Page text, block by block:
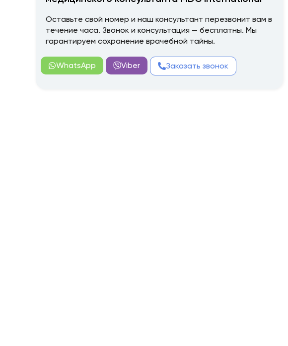
Оставьте свой номер и наш консультант перезвонит вам в
течение часа. Звонок и консультация — бесплатны. Мы
гарантируем сохранение врачебной тайны.
WhatsApp Viber Заказать звонок